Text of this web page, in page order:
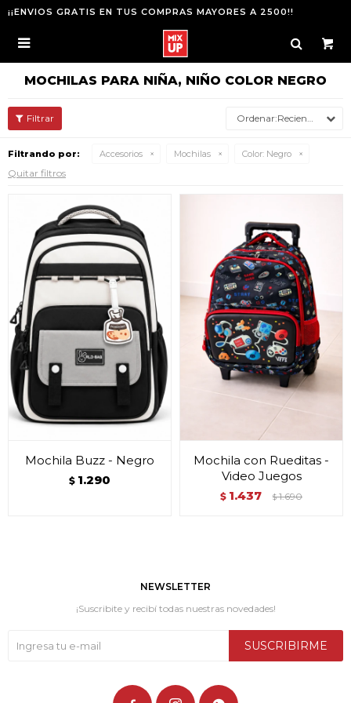
¡¡ENVIOS GRATIS EN TUS COMPRAS MAYORES A 2500!!

MOCHILAS PARA NIÑA, NIÑO COLOR NEGRO
Recientes
Filtrando por: Accesorios Mochilas Color: Negro
Quitar filtros
Mochila Buzz - Negro
$ 1.290
Mochila con Rueditas -
Video Juegos
$ 1.437 $ 1.690
NEWSLETTER
¡Suscribite y recibí todas nuestras novedades!
SUSCRIBIRME